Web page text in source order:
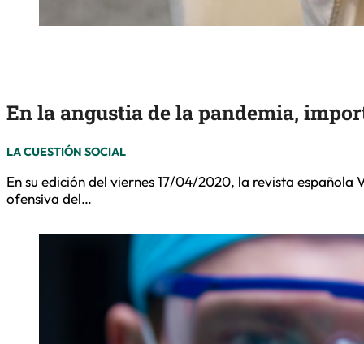
En la angustia de la pandemia,
LA CUESTIÓN SOCIAL
En su edición del viernes 17/04/2020, la revista
ofensiva del…